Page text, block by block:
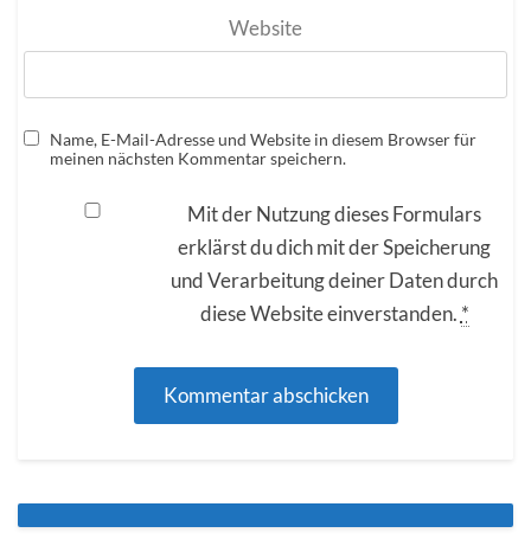
Website
Name, E-Mail-Adresse und Website in diesem Browser für
meinen nächsten Kommentar speichern.
Mit der Nutzung dieses Formulars
erklärst du dich mit der Speicherung
und Verarbeitung deiner Daten durch
diese Website einverstanden. *